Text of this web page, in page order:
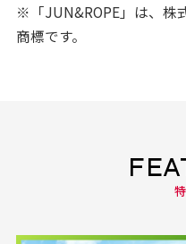
※「JUN&ROPE」は、株
商標です。